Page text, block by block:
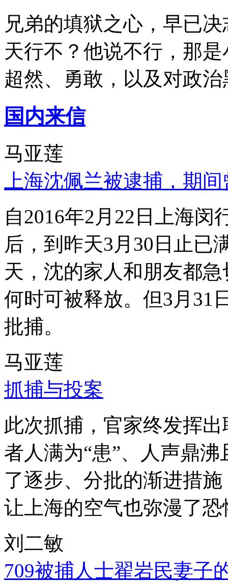
兄弟的填狱之心，早已
天行不？他说不行，那
超然、勇敢，以及对政
国内来信
马亚莲
上海沈佩兰被逮捕，期
自2016年2月22日上海
后，到昨天3月30日止已
天，沈的家人和朋友都
何时可被释放。但3月31
批捕。
马亚莲
抓捕与投案
此次抓捕，官家终发挥
者人满为“患”、人声鼎
了逐步、分批的渐进措
让上海的空气也弥漫了
刘二敏
709被捕人士翟岩民妻子